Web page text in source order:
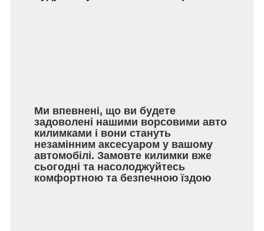
Ми впевнені, що ви будете
задоволені нашими ворсовими авто
килимками і вони стануть
незамінним аксесуаром у вашому
автомобілі. Замовте килимки вже
сьогодні та насолоджуйтесь
комфортною та безпечною їздою